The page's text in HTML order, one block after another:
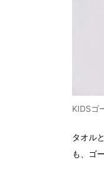
KIDSゴ
タオル
も、ゴ